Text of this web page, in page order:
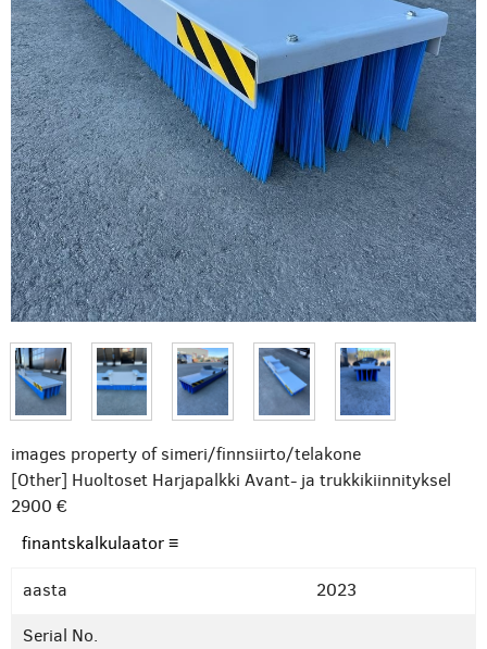
images property of simeri/finnsiirto/telakone
[Other] Huoltoset Harjapalkki Avant- ja trukkikiinnityksel
2900 €
finantskalkulaator ≡
aasta
2023
Serial No.